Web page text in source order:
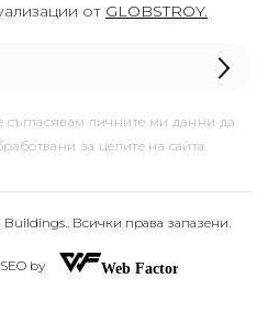
от GLOBSTROY.
съгласявам личните ми данни да
за целите на сайта.
Всички права запазени.
by